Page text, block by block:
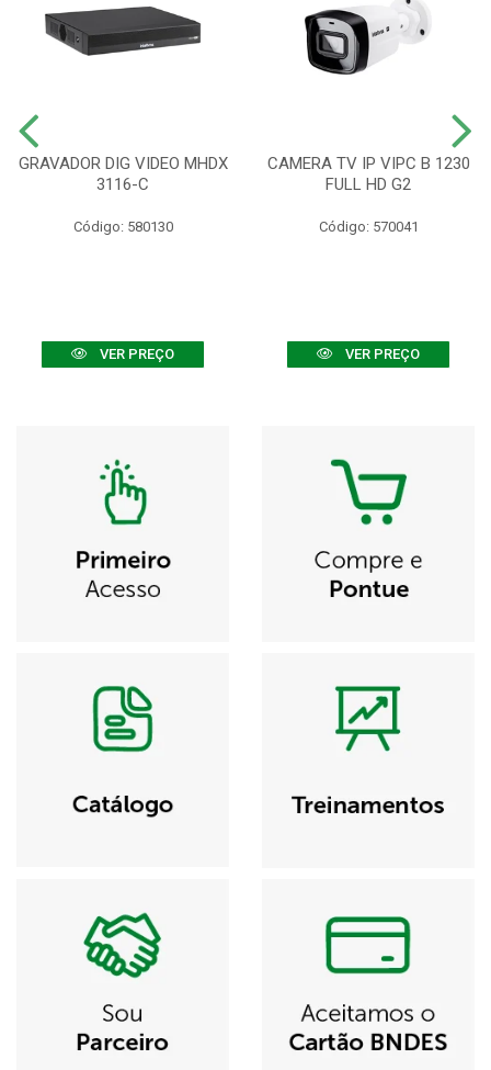
GRAVADOR DIG VIDEO MHDX
3116-C
Código: 580130
VER PREÇO
CAMERA TV IP VIPC B 1230
FULL HD G2
Código: 570041
VER PREÇO